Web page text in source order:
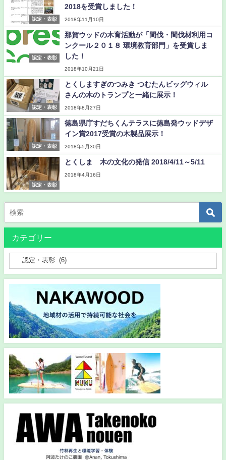
認定・表彰
2018を受賞しました！
2018年11月10日
認定・表彰
那賀ウッドの木育活動が「間伐・間伐材利用コ
ンクール２０１８ 環境教育部門」を受賞しま
した！
2018年10月21日
認定・表彰
とくしますぎのつみき つむたんビッグウィル
さんの木のトランプと一緒に展示！
2018年8月27日
認定・表彰
徳島県庁すだちくんテラスに徳島発ウッドデザ
イン賞2017受賞の木製品展示！
2018年5月30日
認定・表彰
とくしま 木の文化の発信 2018/4/11～5/11
2018年4月16日
カテゴリー